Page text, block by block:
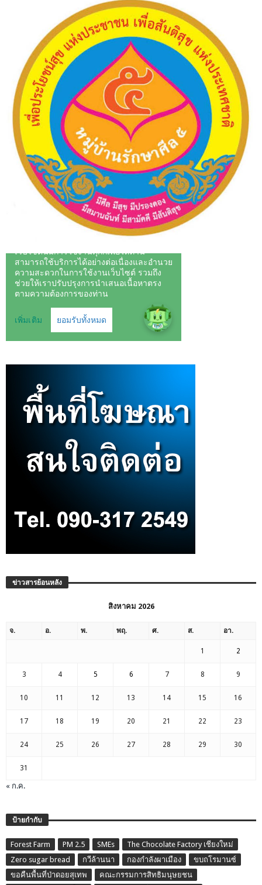
ข่าวสารย้อนหลัง
สิงหาคม 2026
จ. อ. พ. พฤ. ศ. ส. อา.
1 2
3 4 5 6 7 8 9
10 11 12 13 14 15 16
17 18 19 20 21 22 23
24 25 26 27 28 29 30
31
« ก.ค.
ป้ายกำกับ
Forest Farm PM 2.5 SMEs
The Chocolate Factory เชียงใหม่
Zero sugar bread
กวีล้านนา กองกำลังผาเมือง
ขบถโรมานซ์
ขอคืนพื้นที่ป่าดอยสุเทพ
คณะกรรมการสิทธิมนุษยชน